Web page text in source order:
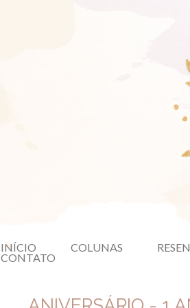
INÍCIO COLUNAS
CONTATO